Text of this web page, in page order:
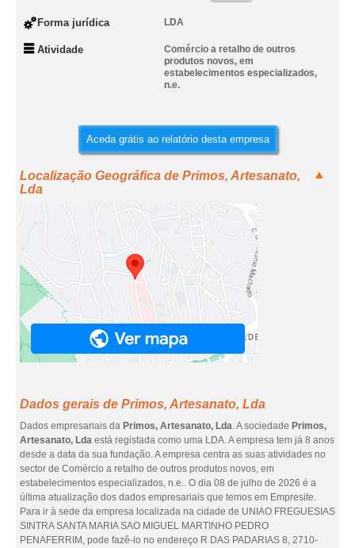
Forma jurídica LDA
Atividade
Comércio a retalho de outros
produtos novos, em
estabelecimentos especializados,
n.e.
Aceda grátis ao relatório desta empresa
Localização Geográfica de Primos, Artesanato,
Lda
Dados gerais de Primos, Artesanato, Lda
Dados empresariais da Primos, Artesanato, Lda. A sociedade Primos,
Artesanato, Lda está registada como uma LDA. A empresa tem já 8 anos
desde a data da sua fundação. A empresa centra as suas atividades no
sector de Comércio a retalho de outros produtos novos, em
estabelecimentos especializados, n.e.. O dia 08 de julho de 2026 é a
última atualização dos dados empresariais que temos em Empresite.
Para ir à sede da empresa localizada na cidade de UNIAO FREGUESIAS
SINTRA SANTA MARIA SAO MIGUEL MARTINHO PEDRO
PENAFERRIM, pode fazê-lo no endereço R DAS PADARIAS 8, 2710-